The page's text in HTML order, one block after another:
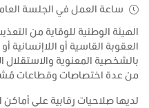
ساعة العمل في الجلسة
الهيئة الوطنية للوقاية من
العقوبة القاسية أو
من عدة اختصاصات وقطاعات
لديها صلاحيات رقابية على أماكن